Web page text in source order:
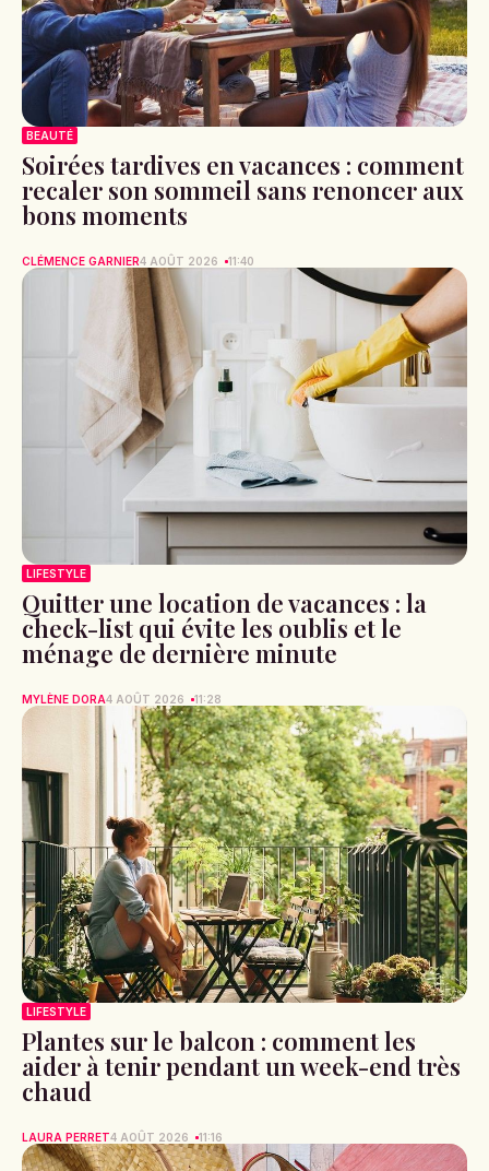
BEAUTÉ
Soirées tardives en vacances : comment
recaler son sommeil sans renoncer aux
bons moments
CLÉMENCE GARNIER4 AOÛT 2026 11:40
LIFESTYLE
Quitter une location de vacances : la
check-list qui évite les oublis et le
ménage de dernière minute
MYLÈNE DORA4 AOÛT 2026 11:28
LIFESTYLE
Plantes sur le balcon : comment les
aider à tenir pendant un week-end très
chaud
LAURA PERRET4 AOÛT 2026 11:16